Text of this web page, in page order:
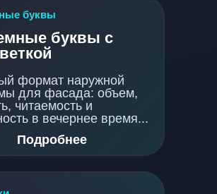
буквы с
буквы
формат наружной
для фасада: объем,
читаемость и
в вечернее время...
Подробнее